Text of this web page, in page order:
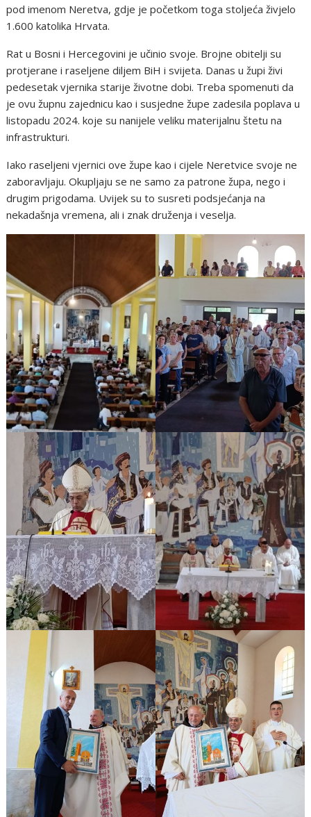
pod imenom Neretva, gdje je početkom toga stoljeća živjelo
1.600 katolika Hrvata.
Rat u Bosni i Hercegovini je učinio svoje. Brojne obitelji su
protjerane i raseljene diljem BiH i svijeta. Danas u župi živi
pedesetak vjernika starije životne dobi. Treba spomenuti da
je ovu župnu zajednicu kao i susjedne župe zadesila poplava u
listopadu 2024. koje su nanijele veliku materijalnu štetu na
infrastrukturi.
Iako raseljeni vjernici ove župe kao i cijele Neretvice svoje ne
zaboravljaju. Okupljaju se ne samo za patrone župa, nego i
drugim prigodama. Uvijek su to susreti podsjećanja na
nekadašnja vremena, ali i znak druženja i veselja.